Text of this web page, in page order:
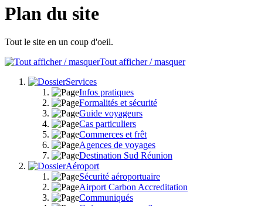
Plan du site
Tout le site en un coup d'oeil.
Tout afficher / masquer
Services
Infos pratiques
Formalités et sécurité
Guide voyageurs
Cas particuliers
Commerces et frêt
Agences de voyages
Destination Sud Réunion
Aéroport
Sécurité aéroportuaire
Airport Carbon Accreditation
Communiqués